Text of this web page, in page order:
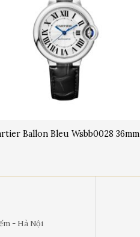
Ballon Bleu Wsbb0028 36mm
- Hà Nội